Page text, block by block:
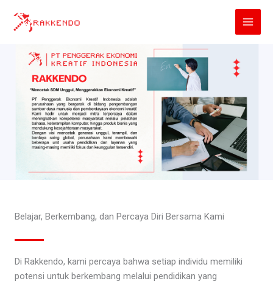
Belajar, Berkembang, dan Percaya Diri Bersama Kami
Di Rakkendo, kami percaya bahwa setiap individu memiliki
potensi untuk berkembang melalui pendidikan yang